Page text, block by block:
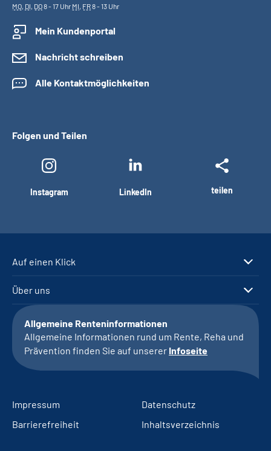
MO, DI, DO8 - 17 Uhr MI, FR8 - 13 Uhr
Mein Kundenportal
Nachricht schreiben
Alle Kontaktmöglichkeiten
Folgen und Teilen
Instagram LinkedIn teilen
Auf einen Klick
Über uns
Allgemeine Renteninformationen
Allgemeine Informationen rund um Rente, Reha und
Prävention finden Sie auf unserer Infoseite
Impressum
Datenschutz
Barrierefreiheit
Inhaltsverzeichnis